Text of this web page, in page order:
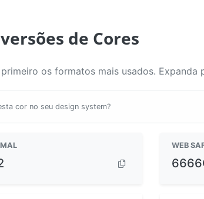
de Cores
os formatos mais usados. Expanda
cor no seu design system?
WEB